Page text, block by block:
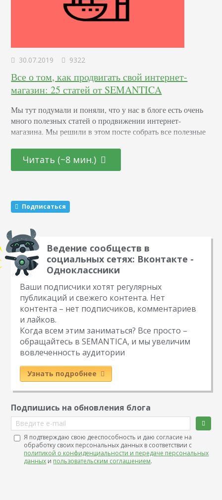
30.07.2019 9322
Все о том, как продвигать свой интернет-
магазин: 25 статей от SEMANTICA
Мы тут подумали и поняли, что у нас в блоге есть очень
много полезных статей о продвижении интернет-
магазина. Мы решили в этом посте собрать все полезные
подборки у вас просто не может остаться вопросов о том,
что делать с сайтом, какие документы нужны и как
Читать (~8 мин.)
Подписаться
Ведение сообществ в
социальных сетях: Вконтакте -
Одноклассники
Ваши подписчики хотят регулярных
публикаций и свежего контента. Нет
контента – нет подписчиков, комментариев
и лайков.
Когда всем этим заниматься? Все просто –
обращайтесь в SEMANTICA, и мы увеличим
вовлеченность аудитории
Узнать подробнее
Подпишись на обновления блога
Введите e-mail
Я подтверждаю свою дееспособность и даю согласие на
обработку своих персональных данных в соответствии с
политикой о конфиденциальности и передаче персональных
данных и пользовательским соглашением.